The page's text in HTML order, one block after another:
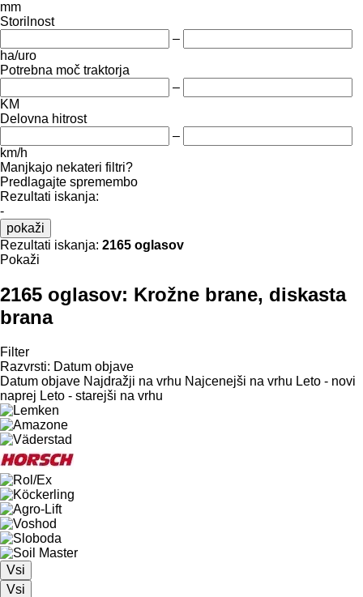
mm
Storilnost
–
ha/uro
Potrebna moč traktorja
–
KM
Delovna hitrost
–
km/h
Manjkajo nekateri filtri?
Predlagajte spremembo
Rezultati iskanja:
-
pokaži
Rezultati iskanja: 2165 oglasov
Pokaži
2165 oglasov: Krožne brane, diskasta
brana
Filter
Razvrsti: Datum objave
Datum objave Najdražji na vrhu Najcenejši na vrhu Leto - novi
naprej Leto - starejši na vrhu
Vsi
Vsi